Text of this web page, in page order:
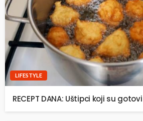
LIFESTYLE
RECEPT DANA: Uštipci koji su